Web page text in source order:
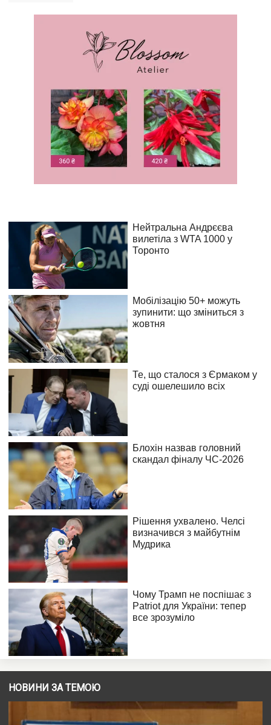
НОВИНИ ЗА ТЕМОЮ